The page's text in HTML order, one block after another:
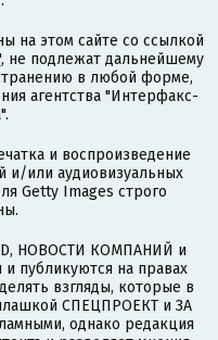
на этом сайте со ссылкой
, не подлежат дальнейшему
в любой форме,
агентства "Интерфакс-
и воспроизведение
и/или аудиовизуальных
Getty Images строго
НОВОСТИ КОМПАНИЙ и
публикуются на правах
взгляды, которые в
СПЕЦПРОЕКТ и ЗА
однако редакция